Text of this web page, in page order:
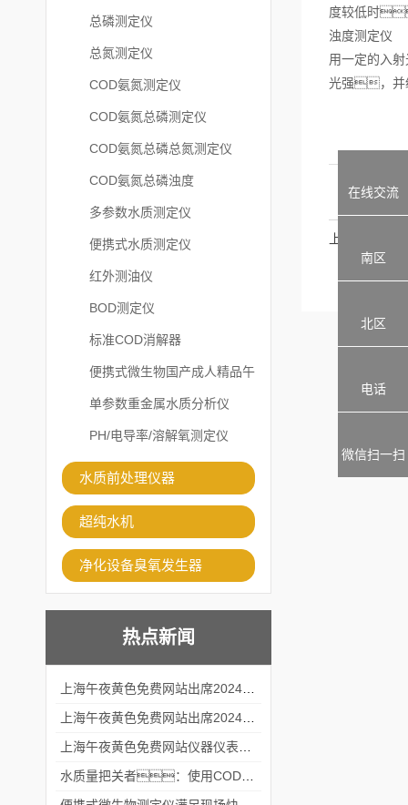
总磷测定仪
总氮测定仪
COD氨氮测定仪
COD氨氮总磷测定仪
COD氨氮总磷总氮测定仪
COD氨氮总磷浊度
多参数水质测定仪
便携式水质测定仪
红外测油仪
BOD测定仪
标准COD消解器
便携式微生物国产成人精品午
夜福利APP
单参数重金属水质分析仪
PH/电导率/溶解氧测定仪
水质前处理仪器
超纯水机
净化设备臭氧发生器
热点新闻
度较低时
浊度测定仪
用一定的入
光强，并
上一篇：
在线交流
南区
北区
电话
微信扫一扫